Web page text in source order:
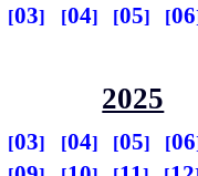
03 04 05
06
2025
03 04 05
06